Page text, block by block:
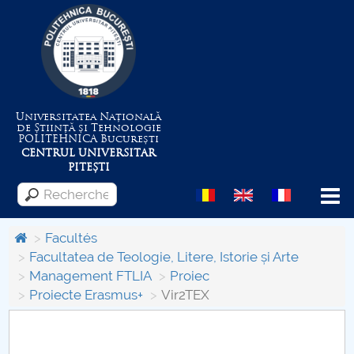
Universitatea Națională
de Știință și Tehnologie
POLITEHNICABucurești
CENTRUL UNIVERSITAR
PITEȘTI
Menu
Despre Universitate
Centrul de Management al Proiectelor
Facultés
Facultatea de Teologie, Litere, Istorie și Arte
Management FTLIA
Proiec
Proiecte Erasmus+
Vir2TEX